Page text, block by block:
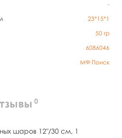
-
23*15*1
50 гр
6086046
МФ Поиск
0
шаров 12"/30 см, 1